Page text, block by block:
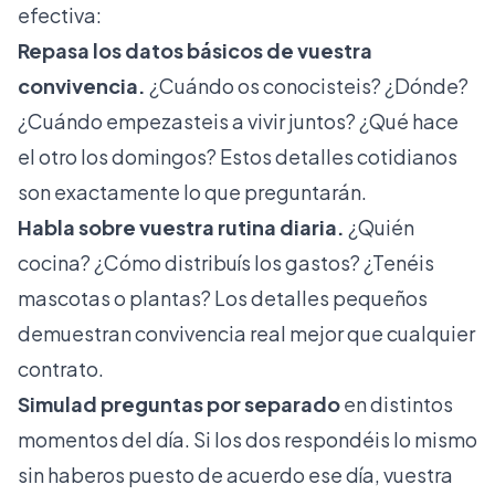
efectiva:
Repasa los datos básicos de vuestra
convivencia. ¿Cuándo os conocisteis? ¿Dónde?
¿Cuándo empezasteis a vivir juntos? ¿Qué hace
el otro los domingos? Estos detalles cotidianos
son exactamente lo que preguntarán.
Habla sobre vuestra rutina diaria. ¿Quién
cocina? ¿Cómo distribuís los gastos? ¿Tenéis
mascotas o plantas? Los detalles pequeños
demuestran convivencia real mejor que cualquier
contrato.
Simulad preguntas por separadoen distintos
momentos del día. Si los dos respondéis lo mismo
sin haberos puesto de acuerdo ese día, vuestra